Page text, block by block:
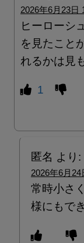
2026年6月23日
ヒーローシ
を見たこと
れるかは見
1
匿名 より:
2026年6月24
常時小さ
様にもで